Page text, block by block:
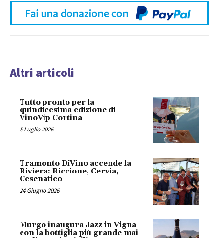
Altri articoli
Tutto pronto per la
quindicesima edizione di
VinoVip Cortina
5 Luglio 2026
Tramonto DiVino accende la
Riviera: Riccione, Cervia,
Cesenatico
24 Giugno 2026
Murgo inaugura Jazz in Vigna
con la bottiglia più grande mai